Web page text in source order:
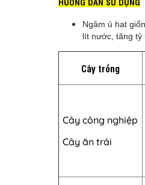
Ngâm ủ hạt
lít nước, tăng tỷ
Cây trồng
Cây công nghiệp
Cây ăn trái